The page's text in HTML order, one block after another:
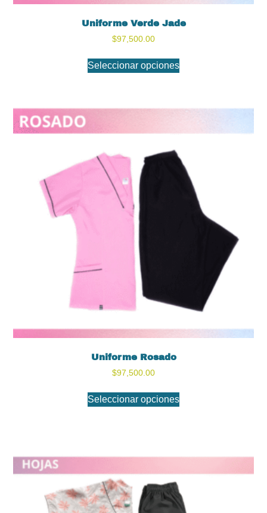
Uniforme Verde Jade
$97,500.00
Seleccionar opciones
Uniforme Rosado
$97,500.00
Seleccionar opciones